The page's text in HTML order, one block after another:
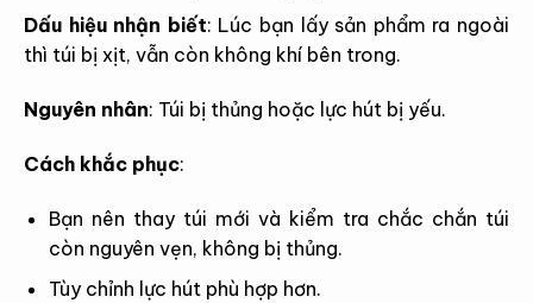
Dấu hiệu nhận biết: Lúc bạn lấy sản phẩm ra ngoài
thì túi bị xịt, vẫn còn không khí bên trong.
Nguyên nhân: Túi bị thủng hoặc lực hút bị yếu.
Cách khắc phục:
Bạn nên thay túi mới và kiểm tra chắc chắn túi
còn nguyên vẹn, không bị thủng.
Tùy chỉnh lực hút phù hợp hơn.